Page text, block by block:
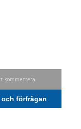
kommentera.
och förfrågan